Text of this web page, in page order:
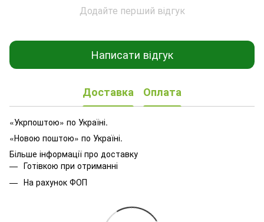
Додайте перший відгук
Написати відгук
Доставка Оплата
«Укрпоштою» по Україні.
«Новою поштою» по Україні.
Більше інформації про доставку
Готівкою при отриманні
На рахунок ФОП